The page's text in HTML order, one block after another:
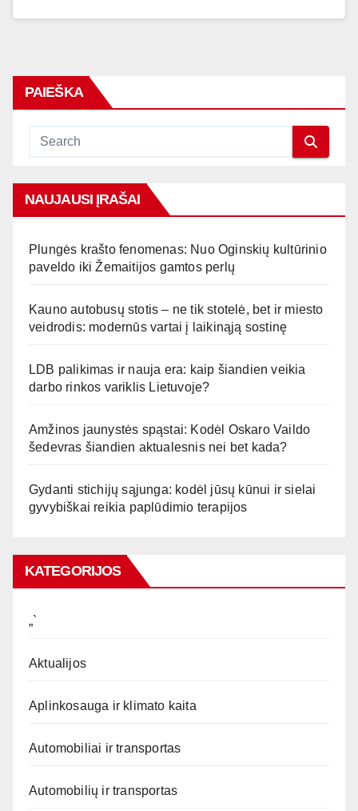
PAIEŠKA
NAUJAUSI ĮRAŠAI
Plungės krašto fenomenas: Nuo Oginskių kultūrinio
paveldo iki Žemaitijos gamtos perlų
Kauno autobusų stotis – ne tik stotelė, bet ir miesto
veidrodis: modernūs vartai į laikinąją sostinę
LDB palikimas ir nauja era: kaip šiandien veikia
darbo rinkos variklis Lietuvoje?
Amžinos jaunystės spąstai: Kodėl Oskaro Vaildo
šedevras šiandien aktualesnis nei bet kada?
Gydanti stichijų sąjunga: kodėl jūsų kūnui ir sielai
gyvybiškai reikia paplūdimio terapijos
KATEGORIJOS
„`
Aktualijos
Aplinkosauga ir klimato kaita
Automobiliai ir transportas
Automobilių ir transportas